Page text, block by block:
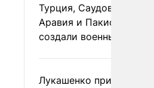
Турция, Саудовская
Аравия и Пакистан
создали военный союз
Лукашенко призвал